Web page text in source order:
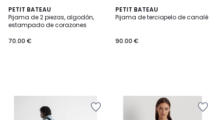
PETIT BATEAU
Pijama de 2 piezas, algodón,
estampado de corazones
70.00 €
PETIT BATEAU
Pijama de terciopelo de canalé
90.00 €